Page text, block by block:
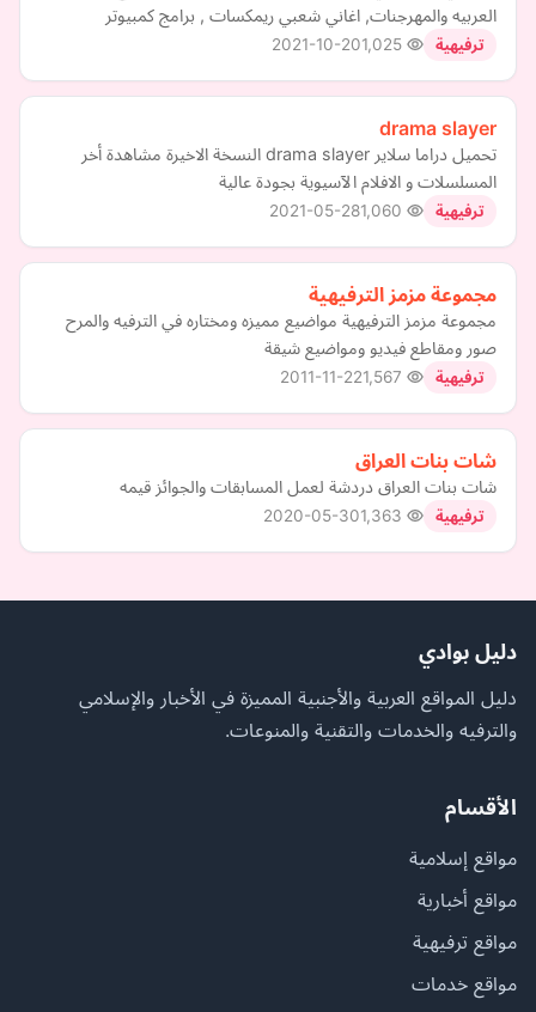
العربيه والمهرجنات, اغاني شعبي ريمكسات , برامج كمبيوتر
ترفيهية 2021-10-20
drama slayer
تحميل دراما سلاير drama slayer النسخة الاخيرة مشاهدة أخر
المسلسلات و الافلام الآسيوية بجودة عالية
ترفيهية 2021-05-28
مجموعة مزمز الترفيهية
مجموعة مزمز الترفيهية مواضيع مميزه ومختاره في الترفيه والمرح
صور ومقاطع فيديو ومواضيع شيقة
ترفيهية 2011-11-22
شات بنات العراق
شات بنات العراق دردشة لعمل المسابقات والجوائز قيمه
ترفيهية 2020-05-30
دليل بوادي
دليل المواقع العربية والأجنبية المميزة في الأخبار والإسلامي
والترفيه والخدمات والتقنية والمنوعات.
الأقسام
مواقع إسلامية
مواقع أخبارية
مواقع ترفيهية
مواقع خدمات